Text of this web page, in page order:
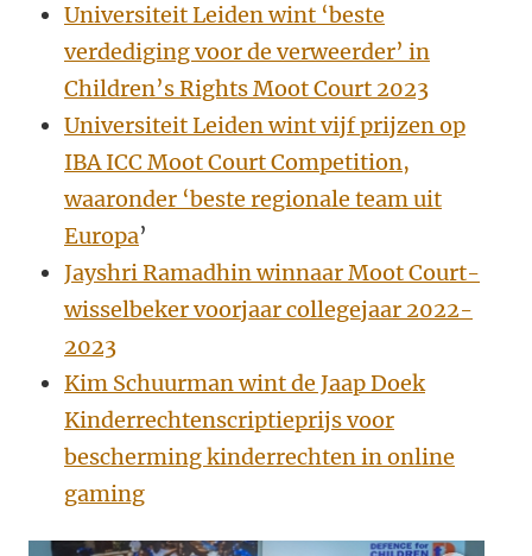
Universiteit Leiden wint ‘beste
verdediging voor de verweerder’ in
Children’s Rights Moot Court 2023
Universiteit Leiden wint vijf prijzen op
IBA ICC Moot Court Competition,
waaronder ‘beste regionale team uit
Europa’
Jayshri Ramadhin winnaar Moot Court-
wisselbeker voorjaar collegejaar 2022-
2023
Kim Schuurman wint de Jaap Doek
Kinderrechtenscriptieprijs voor
bescherming kinderrechten in online
gaming